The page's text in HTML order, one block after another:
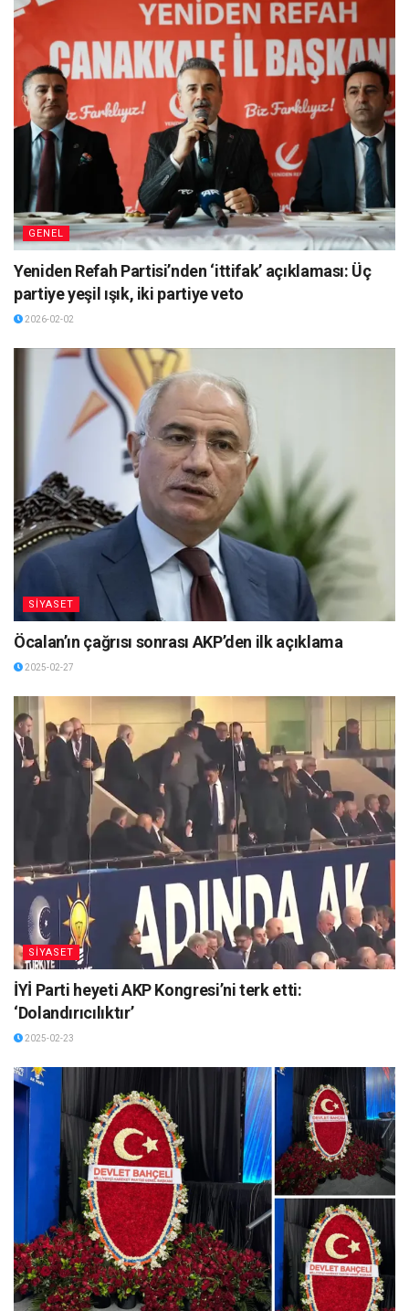
GENEL
Yeniden Refah Partisi’nden ‘ittifak’ açıklaması: Üç
partiye yeşil ışık, iki partiye veto
2026-02-02
SİYASET
Öcalan’ın çağrısı sonrası AKP’den ilk açıklama
2025-02-27
SİYASET
İYİ Parti heyeti AKP Kongresi’ni terk etti:
‘Dolandırıcılıktır’
2025-02-23